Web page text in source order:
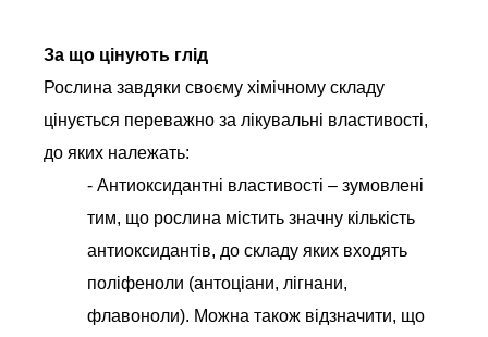
За що цінують глід
Рослина завдяки своєму хімічному складу
цінується переважно за лікувальні властивості,
до яких належать:
- Антиоксидантні властивості – зумовлені
тим, що рослина містить значну кількість
антиоксидантів, до складу яких входять
поліфеноли (антоціани, лігнани,
флавоноли). Можна також відзначити, що